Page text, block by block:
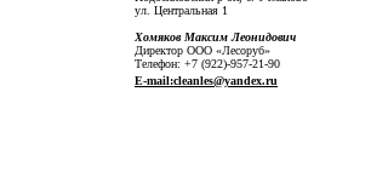
ул. Центральная 1
Хомяков Максим Леонидович
Директор ООО «Лесоруб»
Телефон: +7 (922)-957-21-90
E-mail:cleanles@yandex.ru